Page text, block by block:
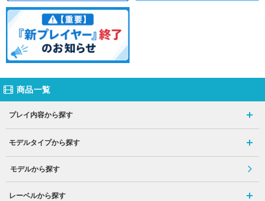
商品一覧
プレイ内容から探す
モデルタイプから探す
モデルから探す
レーベルから探す